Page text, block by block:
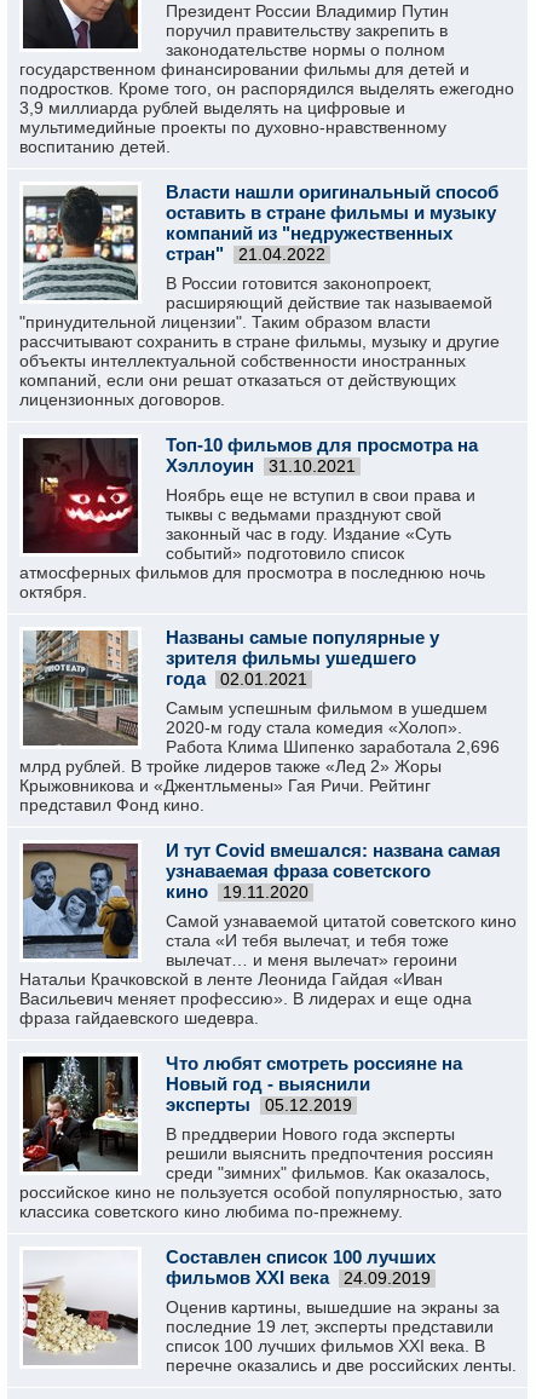
Президент России Владимир Путин
поручил правительству закрепить в
законодательстве нормы о полном
государственном финансировании фильмы для детей и
подростков. Кроме того, он распорядился выделять ежегодно
3,9 миллиарда рублей выделять на цифровые и
мультимедийные проекты по духовно-нравственному
воспитанию детей.
Власти нашли оригинальный способ
оставить в стране фильмы и музыку
компаний из "недружественных
стран"
21.04.2022
В России готовится законопроект,
расширяющий действие так называемой
"принудительной лицензии". Таким образом власти
рассчитывают сохранить в стране фильмы, музыку и другие
объекты интеллектуальной собственности иностранных
компаний, если они решат отказаться от действующих
лицензионных договоров.
Топ-10 фильмов для просмотра на
Хэллоуин
31.10.2021
Ноябрь еще не вступил в свои права и
тыквы с ведьмами празднуют свой
законный час в году. Издание «Суть
событий» подготовило список
атмосферных фильмов для просмотра в последнюю ночь
октября.
Названы самые популярные у
зрителя фильмы ушедшего
года
02.01.2021
Самым успешным фильмом в ушедшем
2020-м году стала комедия «Холоп».
Работа Клима Шипенко заработала 2,696
млрд рублей. В тройке лидеров также «Лед 2» Жоры
Крыжовникова и «Джентльмены» Гая Ричи. Рейтинг
представил Фонд кино.
И тут Covid вмешался: названа самая
узнаваемая фраза советского
кино
19.11.2020
Самой узнаваемой цитатой советского кино
стала «И тебя вылечат, и тебя тоже
вылечат… и меня вылечат» героини
Натальи Крачковской в ленте Леонида Гайдая «Иван
Васильевич меняет профессию». В лидерах и еще одна
фраза гайдаевского шедевра.
Что любят смотреть россияне на
Новый год - выяснили
эксперты
05.12.2019
В преддверии Нового года эксперты
решили выяснить предпочтения россиян
среди "зимних" фильмов. Как оказалось,
российское кино не пользуется особой популярностью, зато
классика советского кино любима по-прежнему.
Составлен список 100 лучших
фильмов XXI века
24.09.2019
Оценив картины, вышедшие на экраны за
последние 19 лет, эксперты представили
список 100 лучших фильмов XXI века. В
перечне оказались и две российских ленты.